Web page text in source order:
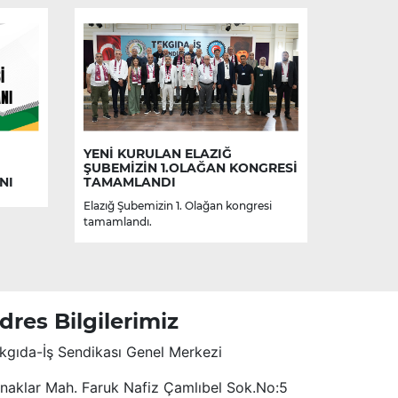
YENİ KURULAN ELAZIĞ
ŞUBEMİZİN 1.OLAĞAN KONGRESİ
TAMAMLANDI
Elazığ Şubemizin 1. Olağan kongresi
tamamlandı.
Bilgilerimiz
İş Sendikası Genel Merkezi
Mah. Faruk Nafiz Çamlıbel Sok.No:5